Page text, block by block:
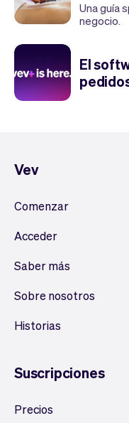
Una guía
negocio.
El
Vev
Comenzar
Acceder
Saber más
Sobre nosotros
Historias
Suscripciones
Precios